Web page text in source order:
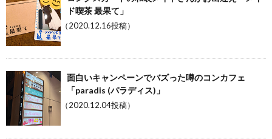
ド喫茶 最果て」
（2020.12.16投稿）
面白いキャンペーンでバズった噂のコンカフェ
「paradis (パラディス)」
（2020.12.04投稿）